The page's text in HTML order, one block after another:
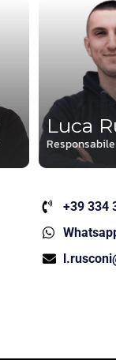
Luca
+39 334